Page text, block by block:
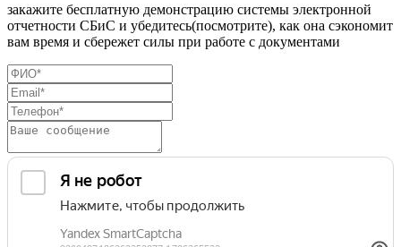
закажите бесплатную демонстрацию системы электронной
отчетности СБиС и убедитесь(посмотрите), как она сэкономит
вам время и сбережет силы при работе с документами